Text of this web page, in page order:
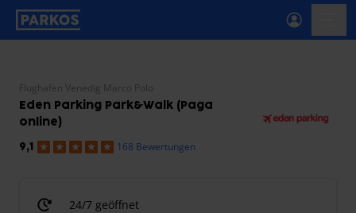
beschriftung-für-primäre-navigation
Flughafen Venedig Marco Polo
Eden Parking Park&Walk (Paga
online)
9,1 168 Bewertungen
24/7 geöffnet